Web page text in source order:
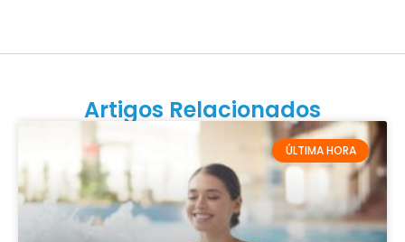
Artigos Relacionados
ÚLTIMA HORA